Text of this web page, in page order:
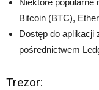
Bitcoin (BTC),
Dostęp do aplikacji
pośrednictwem
Trezor: